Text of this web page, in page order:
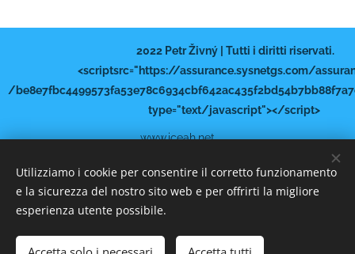
2022 Petr Živný | Tutti i diritti riservati.
<scriptsrc="https://assurance.sysnetgs.com/
/
type="text/javascript"></script>
www.iceah.net
Cookies
Utilizziamo i cookie per consentire il corretto funzionamento
e la sicurezza del nostro sito web e per offrirti la migliore
esperienza utente possibile.